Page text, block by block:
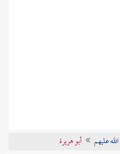
عليهم أبو هريرة